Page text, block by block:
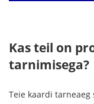
Kas teil on
tarnimisega?
Teie kaardi